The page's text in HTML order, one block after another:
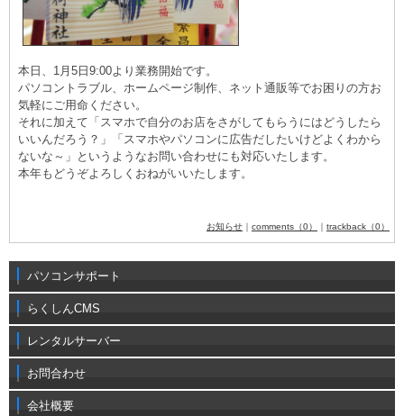
本日、1月5日9:00より業務開始です。
パソコントラブル、ホームページ制作、ネット通販等でお困りの方お
気軽にご用命ください。
それに加えて「スマホで自分のお店をさがしてもらうにはどうしたら
いいんだろう？」「スマホやパソコンに広告だしたいけどよくわから
ないな～」というようなお問い合わせにも対応いたします。
本年もどうぞよろしくおねがいいたします。
お知らせ comments（0） trackback（0）
パソコンサポート
らくしんCMS
レンタルサーバー
お問合わせ
会社概要